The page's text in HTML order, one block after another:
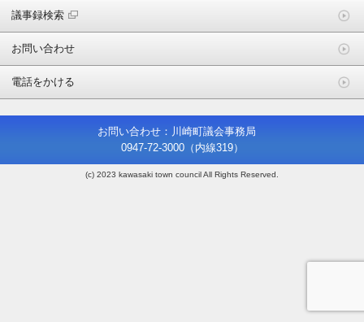
議事録検索
お問い合わせ
電話をかける
お問い合わせ：川崎町議会事務局
0947-72-3000（内線319）
(c) 2023 kawasaki town council All Rights Reserved.